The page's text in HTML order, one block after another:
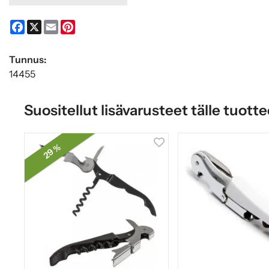
Facebook
X Email
Tunnus:
14455
Suositellut lisävarusteet tälle
29 %